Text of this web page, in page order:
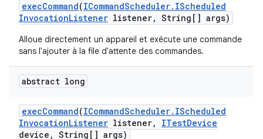
execCommand(ICommandScheduler. IScheduled
InvocationListener listener, String[] args)
Alloue directement un appareil et exécute une commande
sans l'ajouter à la file d'attente des commandes.
abstract long
execCommand(ICommandScheduler. IScheduled
InvocationListener listener, ITestDevice
device , String[] args)